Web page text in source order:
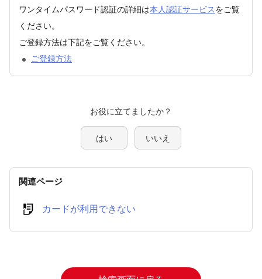
ワンタイムパスワード認証の詳細は本人認証サービスをご覧
ください。
ご登録方法は下記をご覧ください。
ご登録方法
はい いいえ
関連ページ
カードが利用できない